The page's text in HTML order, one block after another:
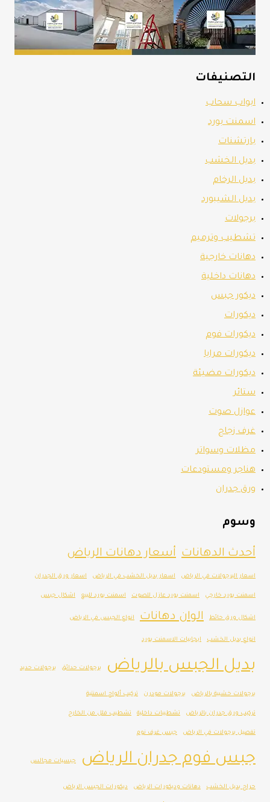
التصنيفات
ابواب سحاب
اسمنت بورد
بارتشنات
بديل الخشب
بديل الرخام
بديل الشيبورد
برجولات
تشطيب وترميم
دهانات خارجية
دهانات داخلية
ديكور جبس
ديكورات
ديكورات فوم
ديكورات مرايا
ديكورات مضيئة
ستائر
عوازل صوت
غرف زجاج
مظلات وسواتر
هناجر ومستودعات
ورق جدران
وسوم
أحدث الدهانات أسعار دهانات الرياض
اسعار البرجولات في الرياض اسعار بديل الخشب في الرياض اسعار ورق الجدران
اسمنت بورد خارجي اسمنت بورد عازل للصوت اسمنت بورد للبيع اشكال جبس
اشكال ورق حائط الوان دهانات انواع الجبس في الرياض
انواع بديل الخشب ايجابيات الاسمنت بورد
بديل الجبس بالرياض برجولات حدائق برجولات حديد
برجولات خشبية بالرياض برجولات مودرن تركيب ألواح اسمنتية
تركيب ورق جدران بالرياض تشطيبات داخلية تشطيب فلل من الخارج
تفصيل برجولات في الرياض جبس غرف نوم
جبس فوم جدران الرياض جبسيات مجالس
حراج بديل الخشب دهانات وديكورات الرياض ديكورات الجبس الرياض